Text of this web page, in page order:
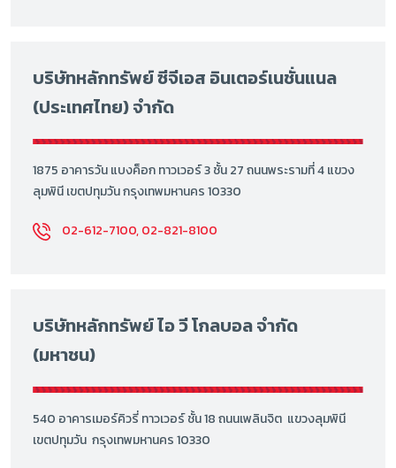
บริษัทหลักทรัพย์ ซีจีเอส อินเตอร์เนชั่นแนล
(ประเทศไทย) จำกัด
1875 อาคารวัน แบงค็อก ทาวเวอร์ 3 ชั้น 27 ถนนพระรามที่ 4 แขวง
ลุมพินี เขตปทุมวัน กรุงเทพมหานคร 10330
02-612-7100, 02-821-8100
บริษัทหลักทรัพย์ ไอ วี โกลบอล จำกัด
(มหาชน)
540 อาคารเมอร์คิวรี่ ทาวเวอร์ ชั้น 18 ถนนเพลินจิต แขวงลุมพินี
เขตปทุมวัน กรุงเทพมหานคร 10330